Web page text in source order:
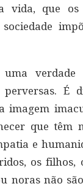
vida, que os
verdade
perversas. É
imagem
que têm
e
os filhos,
noras não